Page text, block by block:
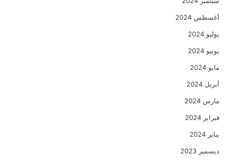
أغسطس 2024
يوليو 2024
يونيو 2024
مايو 2024
أبريل 2024
مارس 2024
فبراير 2024
يناير 2024
ديسمبر 2023